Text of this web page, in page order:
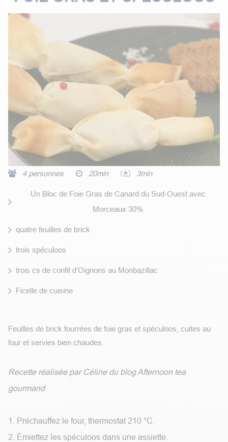
4 personnes 20min 3min
Un Bloc de Foie Gras de Canard du Sud-Ouest avec
Morceaux 30%
quatre feuilles de brick
trois spéculoos
trois cs de confit d’Oignons au Monbazillac
Ficelle de cuisine
Feuilles de brick fourrées de foie gras et spéculoos, cuites au
four et servies bien chaudes.
Recette réalisée par Céline du blog Afternoon tea
gourmand
1. Préchauffez le four, thermostat 210 °C.
2. Émiettez les spéculoos dans une assiette.